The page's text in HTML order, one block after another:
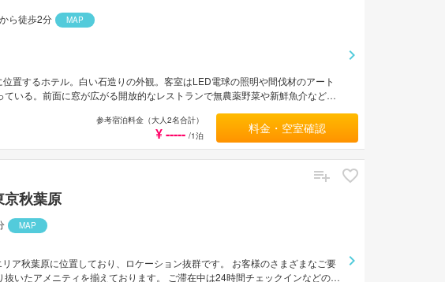
ら徒歩2分 MAP
置するホテル。白い石造りの外観。客室はLED電球の照明や間伐材のアート
いる。前面に窓が広がる開放的なレストランで無農薬野菜や新鮮魚介など、
参考宿泊料金（大人2名合計）
¥ ----- /1泊 料金・空室確認
京秋葉原
MAP
ア秋葉原に位置しており、ロケーション抜群です。 お客様のさまざまなご要
いたアメニティを揃えております。 ご滞在中は24時間チェックインなどの設